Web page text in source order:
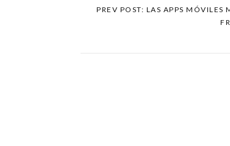
PREV POST: LAS APPS MÓVILES